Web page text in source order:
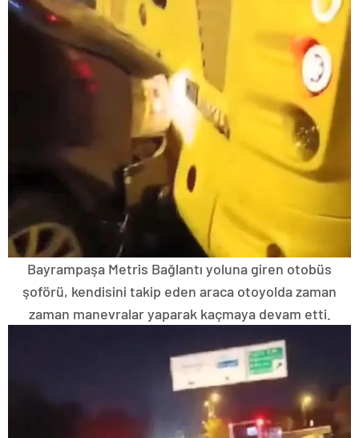
Bayrampaşa Metris Bağlantı yoluna giren otobüs
şoförü, kendisini takip eden araca otoyolda zaman
zaman manevralar yaparak kaçmaya devam etti.